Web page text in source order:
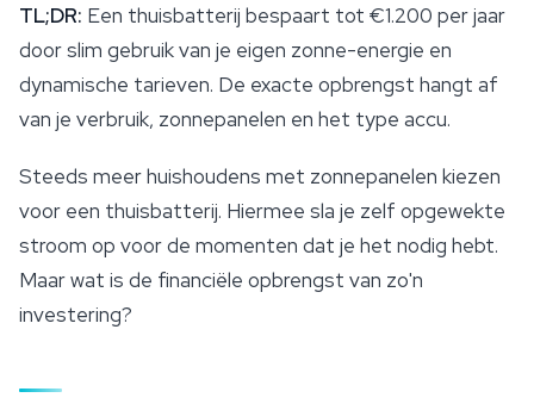
TL;DR: Een thuisbatterij bespaart tot €1.200 per jaar
door slim gebruik van je eigen zonne-energie en
dynamische tarieven. De exacte opbrengst hangt af
van je verbruik, zonnepanelen en het type accu.
Steeds meer huishoudens met zonnepanelen kiezen
voor een thuisbatterij. Hiermee sla je zelf opgewekte
stroom op voor de momenten dat je het nodig hebt.
Maar wat is de financiële opbrengst van zo'n
investering?